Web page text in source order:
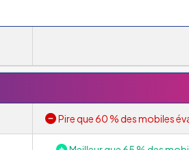
Pire que 60 % des mobiles